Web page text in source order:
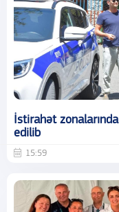
İstirahət
edilib
15:59